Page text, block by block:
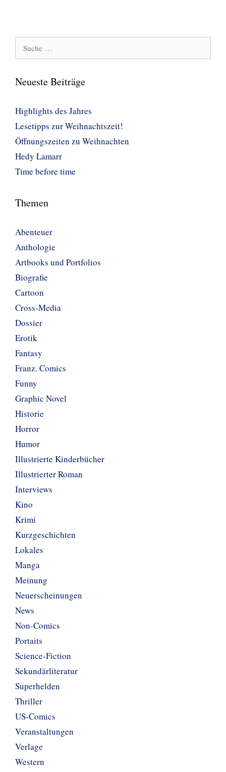
nach:
Neueste Beiträge
Highlights des Jahres
Lesetipps zur Weihnachtszeit!
Öffnungszeiten zu Weihnachten
Hedy Lamarr
Time before time
Themen
Abenteuer
Anthologie
Artbooks und Portfolios
Biografie
Cartoon
Cross-Media
Dossier
Erotik
Fantasy
Franz. Comics
Funny
Graphic Novel
Historie
Horror
Humor
Illustrierte Kinderbücher
Illustrierter Roman
Interviews
Kino
Krimi
Kurzgeschichten
Lokales
Manga
Meinung
Neuerscheinungen
News
Non-Comics
Portaits
Science-Fiction
Sekundärliteratur
Superhelden
Thriller
US-Comics
Veranstaltungen
Verlage
Western